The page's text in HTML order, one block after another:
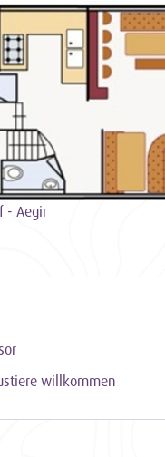
Fass
Sie
- Aegir
willkommen